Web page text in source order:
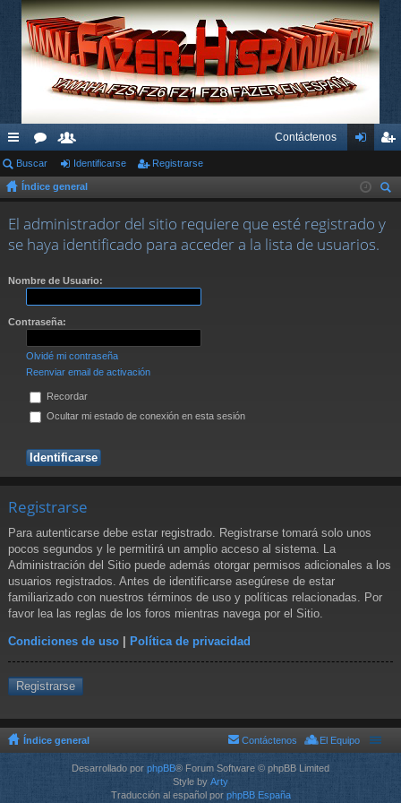
nl
ac
es
rá
s
or
os
su
ari
os
Contáctenos
nti
fic
ar
ist
Buscar Identificarse Registrarse
Índice general
car
El administrador del sitio requiere que esté registrado y
se haya identificado para acceder a la lista de usuarios.
Nombre de Usuario:
Contraseña:
Olvidé mi contraseña
Reenviar email de activación
Recordar
Ocultar mi estado de conexión en esta sesión
Registrarse
Para autenticarse debe estar registrado. Registrarse tomará solo unos
pocos segundos y le permitirá un amplio acceso al sistema. La
Administración del Sitio puede además otorgar permisos adicionales a los
usuarios registrados. Antes de identificarse asegúrese de estar
familiarizado con nuestros términos de uso y políticas relacionadas. Por
favor lea las reglas de los foros mientras navega por el Sitio.
Condiciones de uso | Política de privacidad
Registrarse
Índice general El Equipo
Contáctenos
Desarrollado por phpBB® Forum Software © phpBB Limited
Style by Arty
Traducción al español por phpBB España